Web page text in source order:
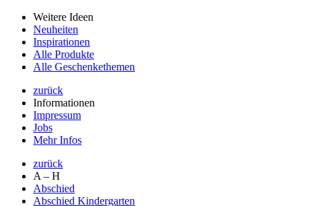
Weitere Ideen
Neuheiten
Inspirationen
Alle Produkte
Alle Geschenkethemen
zurück
Informationen
Impressum
Jobs
Mehr Infos
zurück
A – H
Abschied
Abschied Kindergarten